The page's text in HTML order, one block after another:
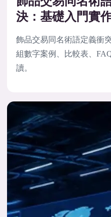
決：基礎入門實
飾品交易同名術語定義衝
組數字案例、比較表、
讀。